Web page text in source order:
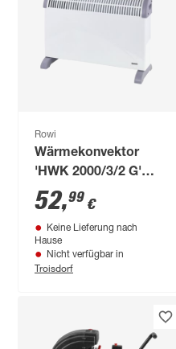
Rowi
Wärmekonvektor
'HWK 2000/3/2 G'
2000 W
52,99 €
Keine Lieferung nach
Hause
Nicht verfügbar in
Troisdorf